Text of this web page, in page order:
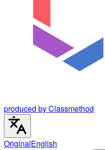
produced by Classmethod
OriginalEnglish